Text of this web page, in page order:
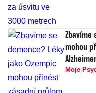
Zbavíme
mohou
Moje